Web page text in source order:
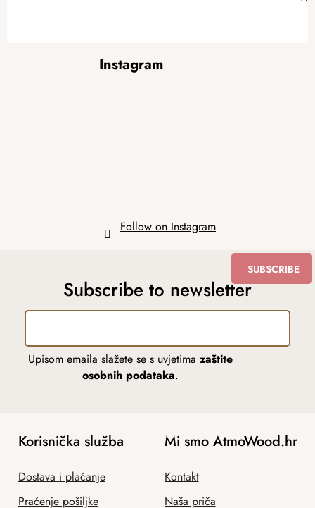
Instagram
Follow on Instagram
Subscribe to newsletter
Upisom emaila slažete se s uvjetima zaštite
osobnih podataka.
SUBSCRIBE
Korisnička služba
Dostava i plaćanje
Praćenje pošiljke
Mi smo AtmoWood.hr
Kontakt
Naša priča